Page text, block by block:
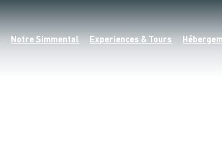
Notre Simmental Experiences & Tours